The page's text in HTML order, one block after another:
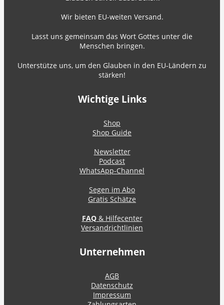
Wir bieten EU-weiten Versand.
Lasst uns gemeinsam das Wort Gottes unter die
Menschen bringen.
Unterstütze uns, um den Glauben in den EU-Ländern zu
stärken!
Wichtige Links
Shop
Shop Guide
Newsletter
Podcast
WhatsApp-Channel
Segen im Abo
Gratis Schätze
FAQ& Hilfecenter
Versandrichtlinien
Unternehmen
AGB
Datenschutz
Impressum